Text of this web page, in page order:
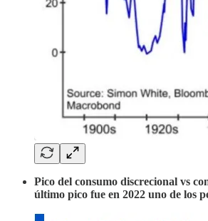
Pico del consumo discrecional vs
último pico fue en 2022 uno de los